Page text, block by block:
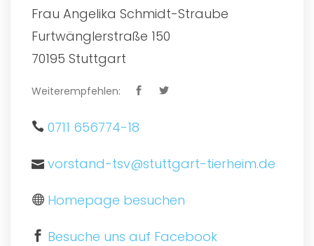
Frau Angelika Schmidt-Straube
Furtwänglerstraße 150
70195 Stuttgart
Weiterempfehlen:
0711 656774-18
vorstand-tsv@stuttgart-tierheim.de
Homepage besuchen
Besuche uns auf Facebook